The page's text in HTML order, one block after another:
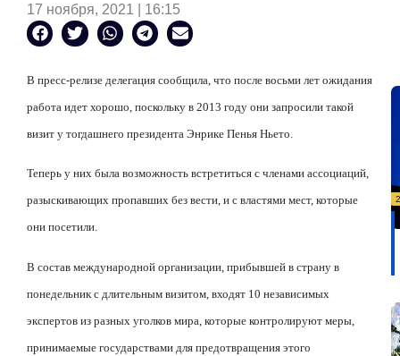
17 ноября, 2021 | 16:15
В пресс-релизе делегация сообщила, что после восьми лет ожидания
работа идет хорошо, поскольку в 2013 году они запросили такой
визит у тогдашнего президента Энрике Пенья Ньето.
Теперь у них была возможность встретиться с членами ассоциаций,
разыскивающих пропавших без вести, и с властями мест, которые
они посетили.
В состав международной организации, прибывшей в страну в
понедельник с длительным визитом, входят 10 независимых
экспертов из разных уголков мира, которые контролируют меры,
принимаемые государствами для предотвращения этого